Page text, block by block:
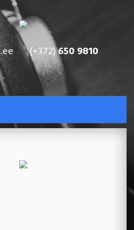
(+372)650 9810